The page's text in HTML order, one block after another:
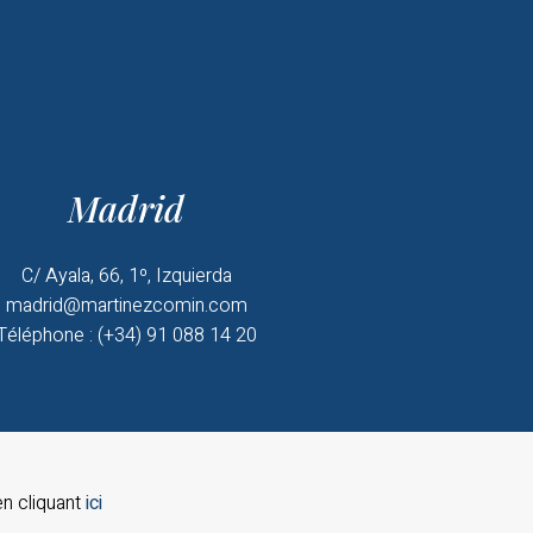
Madrid
C/ Ayala, 66, 1º, Izquierda
madrid@martinezcomin.com
: (+34) 91 088 14 20
cliquantici